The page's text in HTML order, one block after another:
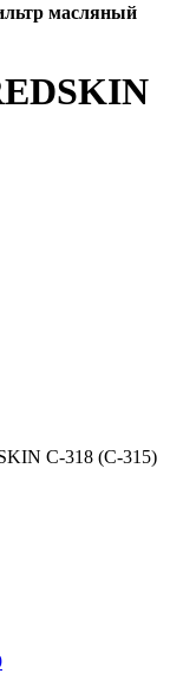
масляный
C-318 (C-315)